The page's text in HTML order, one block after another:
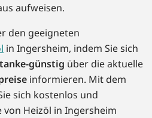
aufweisen.
den geeigneten
in Ingersheim, indem Sie sich
tanke-günstig über die aktuelle
informieren. Mit dem
sich kostenlos und
Heizöl in Ingersheim